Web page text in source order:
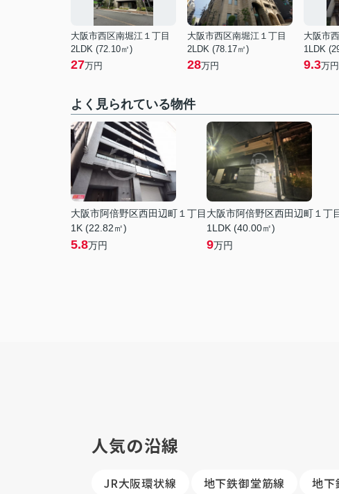
大阪市西区南堀江１丁目
2LDK (72.10㎡)
27万円
大阪市西区南堀江１丁目
2LDK (78.17㎡)
28万円
大阪市
1LDK
9.3万円
よく見られている物件
大阪市阿倍野区西田辺町１丁目
1K (22.82㎡)
5.8万円
大阪市阿倍野区西田辺町１丁
1LDK (40.00㎡)
9万円
人気の沿線
JR大阪環状線 地下鉄御堂筋線 地下